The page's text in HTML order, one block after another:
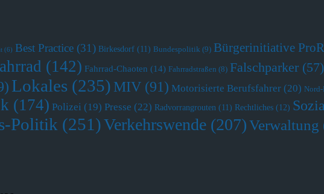
(6) Best Practice (31) Birkesdorf (11) Bundespolitik (9) Bürgerinitiative
(142) Fahrrad-Chaoten (14) Fahrradstraßen (8) Falschparker (57)
Lokales (235) MIV (91) Motorisierte Berufsfahrer (20)
(174) Polizei (19) Presse (22) Radvorrangrouten (11) Rechtliches (12)
Politik (251)Verkehrswende (207)Verwaltung